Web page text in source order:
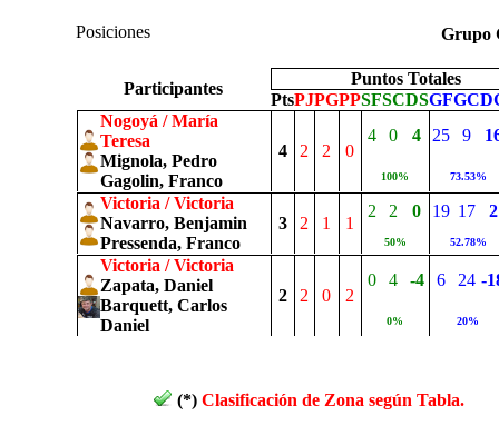
Posiciones
Participantes
Puntos Totales
PtsPJPGPPSFSCDSGFGC
Nogoyá / María
Teresa
Mignola, Pedro
Gagolin, Franco
4 2 2 0
4 0 4 25 9
100% 73.53%
Victoria / Victoria
Navarro, Benjamin
Pressenda, Franco
3 2 1 1
2 2 0 19 17 2
50% 52.78%
Victoria / Victoria
Zapata, Daniel
Barquett, Carlos
Daniel
2 2 0 2
0 4 -4 6 24 -
0% 20%
(*) Clasificación de Zona según Tabla.